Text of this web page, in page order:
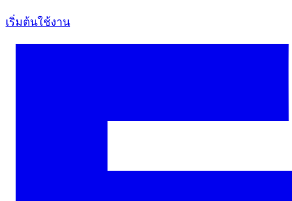
เริ่มต้นใช้งาน